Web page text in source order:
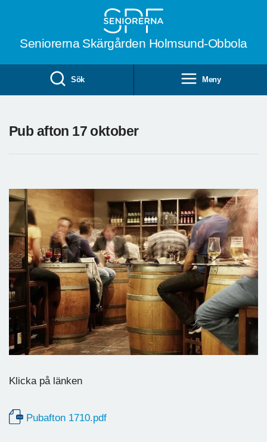
Seniorerna Skärgården Holmsund-Obbola
Sök Meny
Pub afton 17 oktober
Klicka på länken
Pubafton 1710.pdf